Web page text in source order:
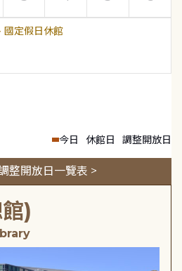
國定假日休館
今日 休館日 調整開放日
整開放日一覽表 >
)